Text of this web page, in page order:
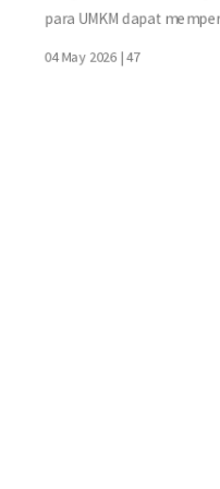
para UMKM dapat
04 May 2026 |47